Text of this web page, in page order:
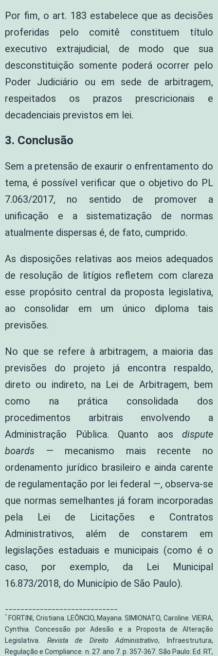
Por fim, o art. 183 estabelece que as decisões
proferidas pelo comitê constituem título
executivo extrajudicial, de modo que sua
desconstituição somente poderá ocorrer pelo
Poder Judiciário ou em sede de arbitragem,
respeitados os prazos prescricionais e
decadenciais previstos em lei.
3. Conclusão
Sem a pretensão de exaurir o enfrentamento do
tema, é possível verificar que o objetivo do PL
7.063/2017, no sentido de promover a
unificação e a sistematização de normas
atualmente dispersas é, de fato, cumprido.
As disposições relativas aos meios adequados
de resolução de litígios refletem com clareza
esse propósito central da proposta legislativa,
ao consolidar em um único diploma tais
previsões.
No que se refere à arbitragem, a maioria das
previsões do projeto já encontra respaldo,
direto ou indireto, na Lei de Arbitragem, bem
como na prática consolidada dos
procedimentos arbitrais envolvendo a
Administração Pública. Quanto aos dispute
boards — mecanismo mais recente no
ordenamento jurídico brasileiro e ainda carente
de regulamentação por lei federal —, observa-se
que normas semelhantes já foram incorporadas
pela Lei de Licitações e Contratos
Administrativos, além de constarem em
legislações estaduais e municipais (como é o
caso, por exemplo, da Lei Municipal
16.873/2018, do Município de São Paulo).
¹ FORTINI, Cristiana. LEÔNCIO, Mayana. SIMIONATO, Caroline. VIEIRA,
Cynthia. Concessão por Adesão e a Proposta de Alteração
Legislativa. Revista de Direito Administrativo, Infraestrutura,
Regulação e Compliance. n. 27. ano 7. p. 357-367. São Paulo: Ed. RT,